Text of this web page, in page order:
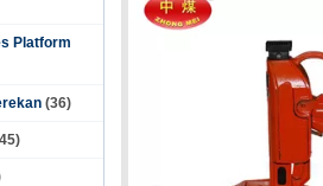
Platform
(36)